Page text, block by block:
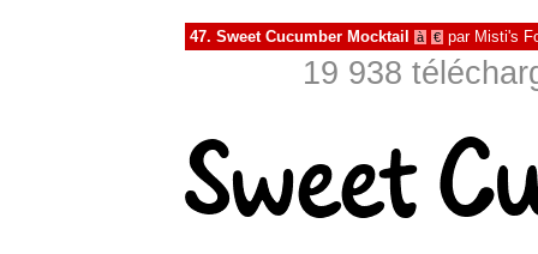
47. Sweet Cucumber Mocktail à € par Misti's
19 938